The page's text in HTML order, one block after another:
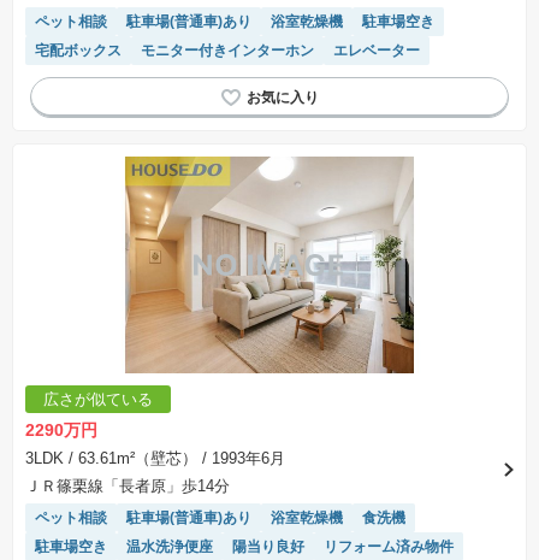
ペット相談 駐車場(普通車)あり 浴室乾燥機
駐車場空き
宅配ボックス
モニター付きインターホン エレベーター
広さが似ている
2290万円
3LDK / 63.61m²（壁芯）
/ 1993年6月
ＪＲ篠栗線「長者原」歩14分
ペット相談 駐車場(普通車)あり 浴室乾燥機
食洗機
駐車場空き
温水洗浄便座 陽当り良好
リフォーム済み物件